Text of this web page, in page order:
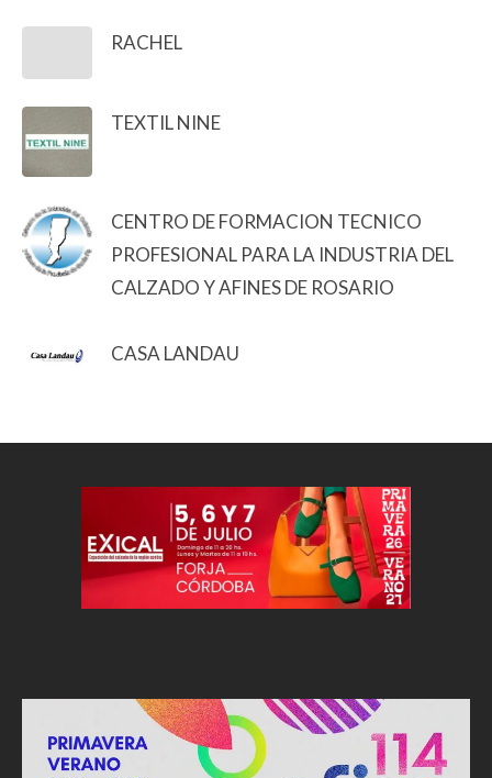
RACHEL
TEXTIL NINE
CENTRO DE FORMACION TECNICO
PROFESIONAL PARA LA INDUSTRIA DEL
CALZADO Y AFINES DE ROSARIO
CASA LANDAU